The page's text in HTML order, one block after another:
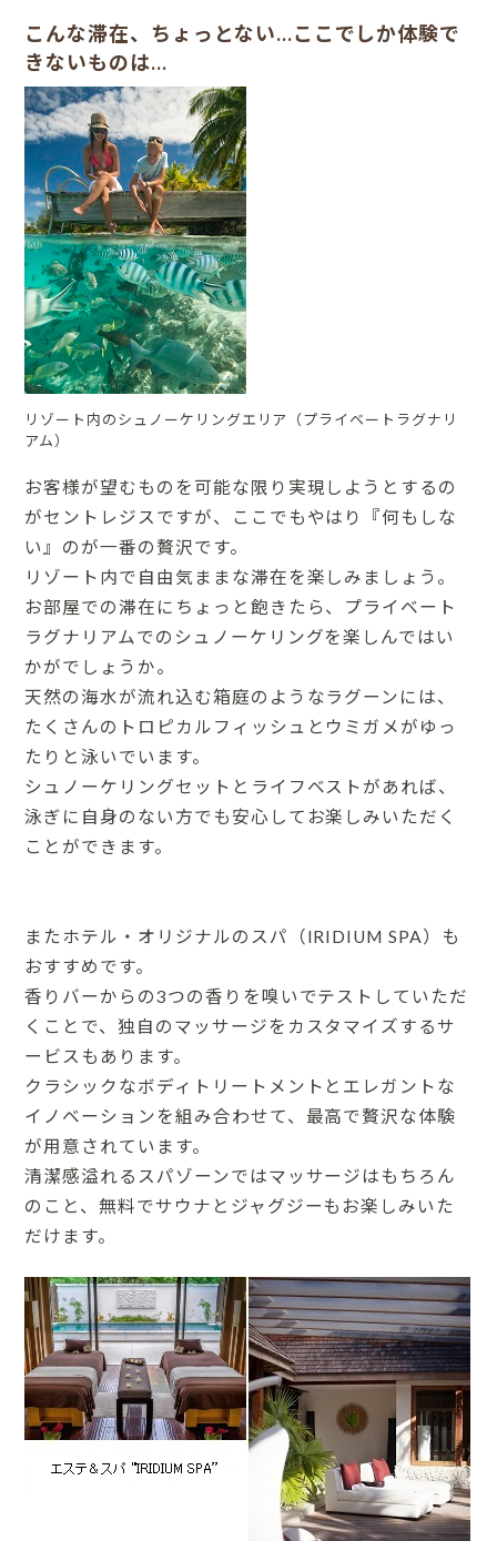
こんな滞在、ちょっとない…ここでしか体験で
きないものは…
リゾート内のシュノーケリングエリア（プライベートラグナリ
アム）
お客様が望むものを可能な限り実現しようとするの
がセントレジスですが、ここでもやはり『何もしな
い』のが一番の贅沢です。
リゾート内で自由気ままな滞在を楽しみましょう。
お部屋での滞在にちょっと飽きたら、プライベート
ラグナリアムでのシュノーケリングを楽しんではい
かがでしょうか。
天然の海水が流れ込む箱庭のようなラグーンには、
たくさんのトロピカルフィッシュとウミガメがゆっ
たりと泳いでいます。
シュノーケリングセットとライフベストがあれば、
泳ぎに自身のない方でも安心してお楽しみいただく
ことができます。
またホテル・オリジナルのスパ（IRIDIUM SPA）も
おすすめです。
香りバーからの3つの香りを嗅いでテストしていただ
くことで、独自のマッサージをカスタマイズするサ
ービスもあります。
クラシックなボディトリートメントとエレガントな
イノベーションを組み合わせて、最高で贅沢な体験
が用意されています。
清潔感溢れるスパゾーンではマッサージはもちろん
のこと、無料でサウナとジャグジーもお楽しみいた
だけます。